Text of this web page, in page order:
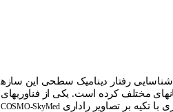
رفتار دینامیک سطحی این سازه
های مختلف کرده است. یکی از فناوریهای
با تکیه بر تصاویر راداریCOSMO-SkyMed